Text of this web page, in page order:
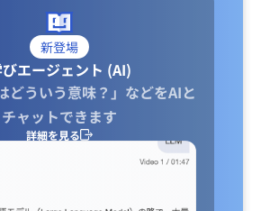
新登場
エージェント (AI)
どういう意味？」などをAIと
チャットできます
詳細を見る